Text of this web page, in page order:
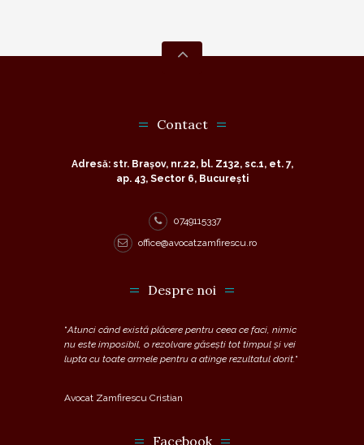
Contact
Adresă: str. Brașov, nr.22, bl. Z132, sc.1, et. 7,
ap. 43, Sector 6, București
0749115337
office@avocatzamfirescu.ro
Despre noi
“Atunci când există plăcere pentru ceea ce faci, nimic
nu este imposibil, o rezolvare găsești tot timpul și vei
lupta cu toate armele pentru a atinge rezultatul dorit. “
Avocat Zamfirescu Cristian
Facebook